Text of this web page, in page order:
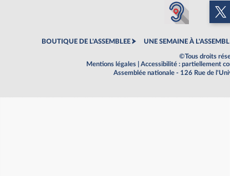
BOUTIQUE DE L'ASSEMBLEE UNE SEMAINE À
©Tous droits
Mentions légales
Accessibilité : partiellement
Assemblée nationale - 126 Rue de